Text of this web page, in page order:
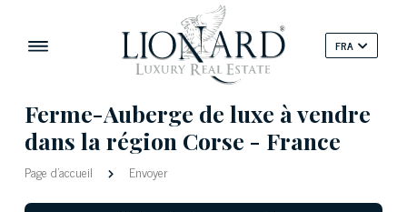
FRA
Ferme-Auberge de luxe à vendre
dans la région Corse - France
Page d'accueil Envoyer